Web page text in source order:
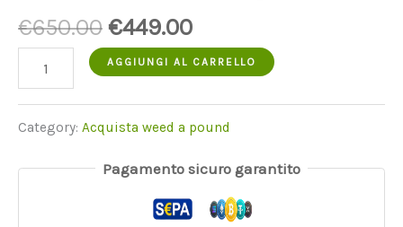
€650.00 Il
prezzo
era:
€449.00Il
prezzo
quantità
di
Animal
AGGIUNGI AL CARRELLO
Category: Acquista weed a pound
Pagamento sicuro garantito